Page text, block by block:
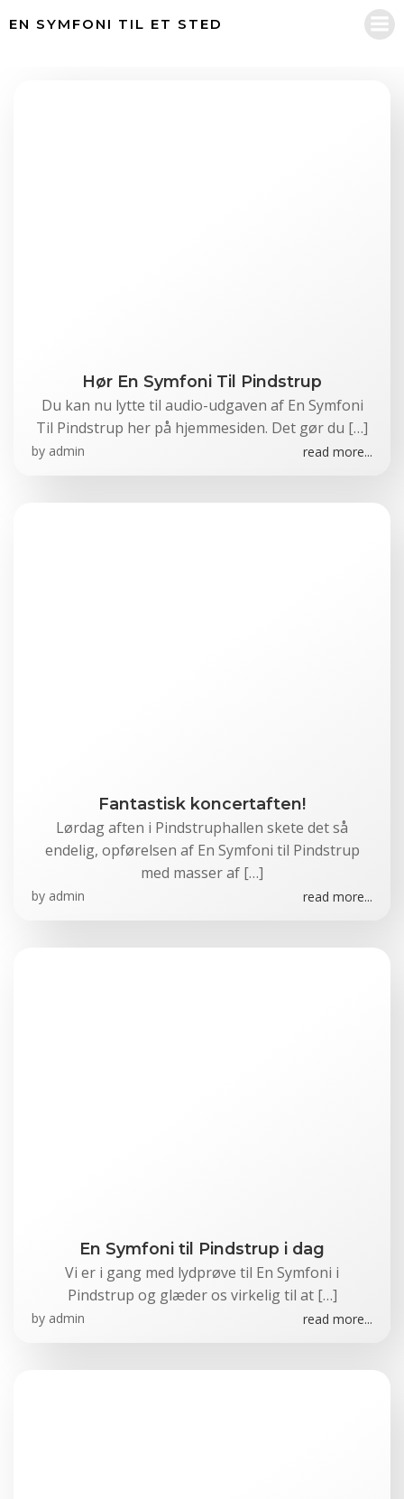
til
EN SYMFONI TIL ET STED
Hør En Symfoni Til Pindstrup
Du kan nu lytte til audio-udgaven af En Symfoni
Til Pindstrup her på hjemmesiden. Det gør du […]
by admin read more...
Fantastisk koncertaften!
Lørdag aften i Pindstruphallen skete det så
endelig, opførelsen af En Symfoni til Pindstrup
med masser af […]
by admin read more...
En Symfoni til Pindstrup i dag
Vi er i gang med lydprøve til En Symfoni i
Pindstrup og glæder os virkelig til at […]
by admin read more...